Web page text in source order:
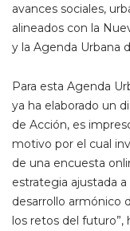
avances sociales,
alineados con la
y la Agenda Urbana
Para esta Agenda
ya ha elaborado un
de Acción, es
motivo por el cual
de una encuesta
estrategia ajustada
desarrollo armónico
los retos del futuro”,